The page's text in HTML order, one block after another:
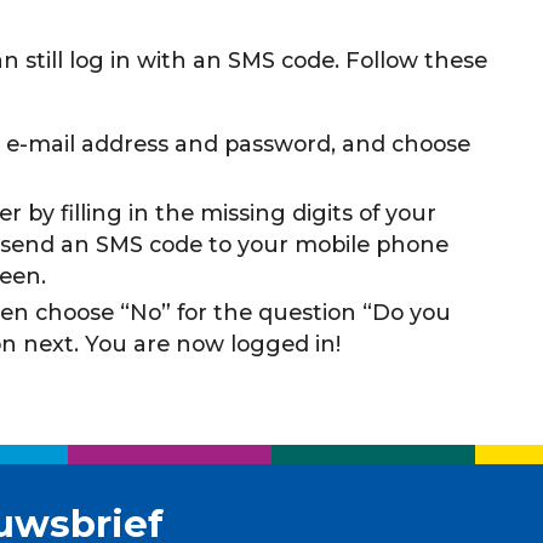
still log in with an SMS code. Follow these
mail address and password, and choose
by filling in the missing digits of your
an SMS code to your mobile phone
choose “No” for the question “Do you
next. You are now logged in!